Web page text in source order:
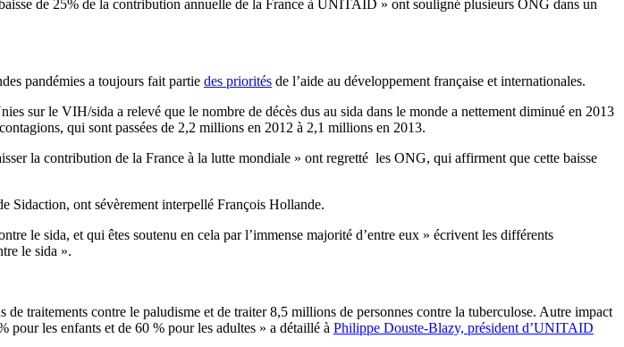
de 25% de la contribution annuelle de la France à UNITAID » ont souligné plusieurs ONG dans un
pandémies a toujours fait partie des priorités de l’aide au développement française et internationales.
sur le VIH/sida a relevé que le nombre de décès dus au sida dans le monde a nettement diminué en 2013
qui sont passées de 2,2 millions en 2012 à 2,1 millions en 2013.
la contribution de la France à la lutte mondiale » ont regretté les ONG, qui affirment que cette baisse
Sidaction, ont sévèrement interpellé François Hollande.
le sida, et qui êtes soutenu en cela par l’immense majorité d’entre eux » écrivent les différents
le sida ».
de traitements contre le paludisme et de traiter 8,5 millions de personnes contre la tuberculose. Autre impact
pour les enfants et de 60 % pour les adultes » a détaillé à Philippe Douste-Blazy, président d’UNITAID